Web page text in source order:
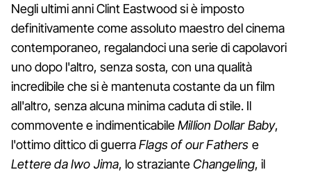
Negli ultimi anni Clint Eastwood si è imposto
definitivamente come assoluto maestro del cinema
contemporaneo, regalandoci una serie di capolavori
uno dopo l'altro, senza sosta, con una qualità
incredibile che si è mantenuta costante da un film
all'altro, senza alcuna minima caduta di stile. Il
commovente e indimenticabileMillion Dollar Baby,
l'ottimo dittico di guerraFlags of our Fathers e
Lettere da Iwo Jima, lo strazianteChangeling, il